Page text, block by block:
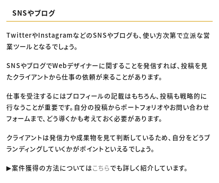
SNSやブログ
TwitterやInstagramなどのSNSやブログも、使い方次第で立派な営
業ツールとなるでしょう。
SNSやブログでWebデザイナーに関することを発信すれば、投稿を見
たクライアントから仕事の依頼が来ることがあります。
仕事を受注するにはプロフィールの記載はもちろん、投稿も戦略的に
行なうことが重要です。自分の投稿からポートフォリオやお問い合わせ
フォームまで、どう導くかも考えておく必要があります。
クライアントは発信力や成果物を見て判断しているため、自分をどうブ
ランディングしていくかがポイントといえるでしょう。
▶案件獲得の方法についてはこちらでも詳しく紹介しています。